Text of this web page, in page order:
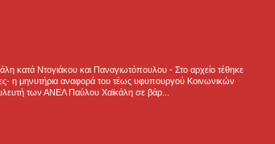
κατά Ντογιάκου και Παναγιωτόπουλου - Στο αρχείο τέθηκε
η μηνυτήρια αναφορά του τέως υφυπουργού Κοινωνικών
των ΑΝΕΛ Παύλου Χαϊκάλη σε βάρ...